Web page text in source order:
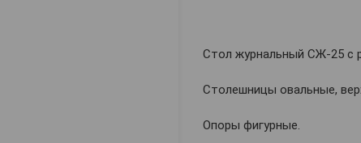
Стол журнальный СЖ-25 с
Столешницы овальные,
Опоры фигурные.